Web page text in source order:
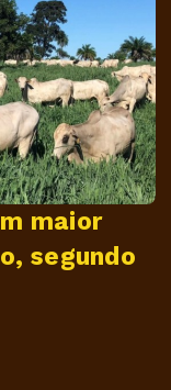
maior
segundo